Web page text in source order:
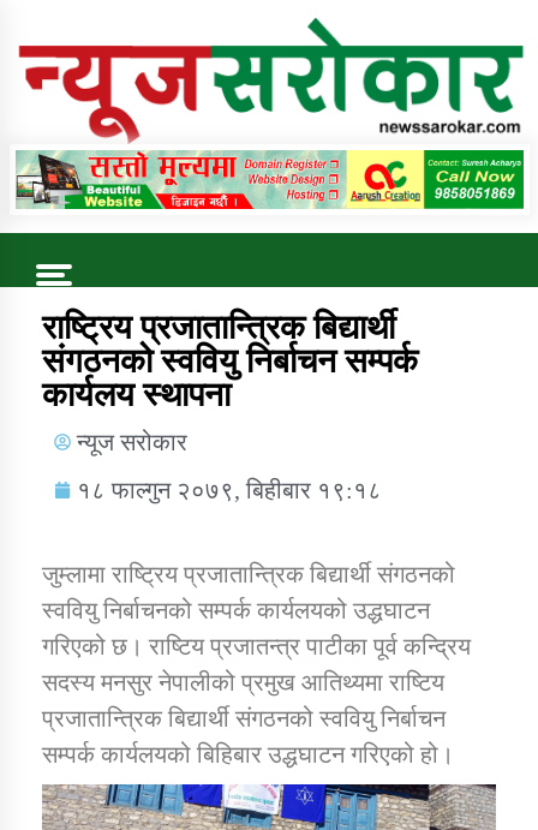
Online News Portal
Trending Now
कुषि बिकास कार्यालय जुम्ला सुचना सन्देश
डिभिजन कार्यालय जुम्लाको सुचना सन्देश
कर्णाली प्रविधि शिक्षालय जुम्लाको सुचना
राष्ट्रिय प्रजातान्त्रिक बिद्यार्थी
संगठनको स्ववियु निर्बाचन सम्पर्क
कार्यलय स्थापना
न्यूज सरोकार
१८ फाल्गुन २०७९, बिहीबार १९:१८
जुम्लामा राष्ट्रिय प्रजातान्त्रिक बिद्यार्थी संगठनको
स्ववियु निर्बाचनको सम्पर्क कार्यलयको उद्धघाटन
गरिएको छ। राष्टिय प्रजातन्त्र पाटीका पूर्व कन्द्रिय
सदस्य मनसुर नेपालीको प्रमुख आतिथ्यमा राष्टिय
प्रजातान्त्रिक बिद्यार्थी संगठनको स्ववियु निर्बाचन
सम्पर्क कार्यलयको बिहिबार उद्धघाटन गरिएको हो।